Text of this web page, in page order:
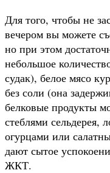
Для того, чтобы не
вечером вы можете
но при этом
небольшое
судак), белое мясо
без соли (она
белковые продукты
стеблями сельдерея,
огурцами или
дают сытое
ЖКТ.